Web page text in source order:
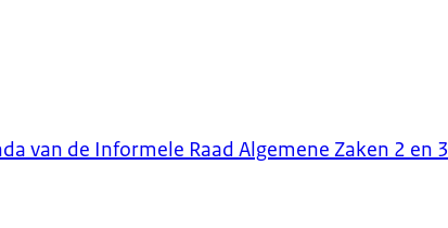
van de Informele Raad Algemene Zaken 2 en 3